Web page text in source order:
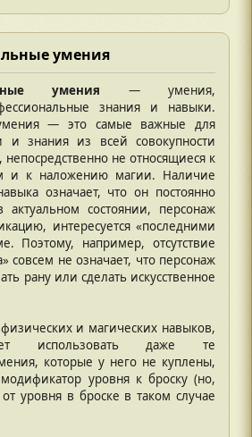
умения
умения — умения,
знания и навыки.
— это самые важные для
и знания из всей совокупности
не относящиеся к
и к наложению магии. Наличие
означает, что он постоянно
актуальном состоянии, персонаж
интересуется «последними
Поэтому, например, отсутствие
совсем не означает, что персонаж
рану или сделать искусственное
и магических навыков,
использовать даже те
которые у него не куплены,
уровня к броску (но,
уровня в броске в таком случае